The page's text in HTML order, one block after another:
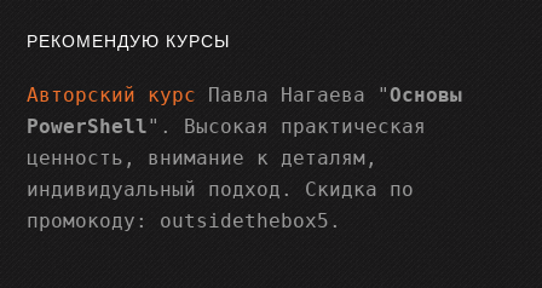
РЕКОМЕНДУЮ КУРСЫ
Авторский курс Павла Нагаева "Основы
PowerShell". Высокая практическая
ценность, внимание к деталям,
индивидуальный подход. Скидка по
промокоду: outsidethebox5.